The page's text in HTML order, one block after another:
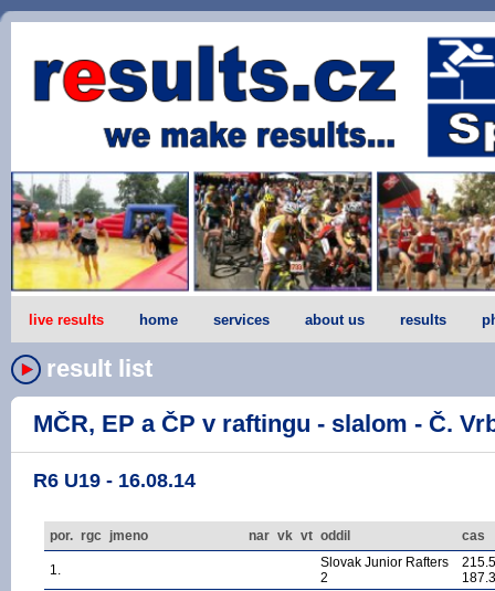
live results home services about us results
result list
MČR, EP a ČP v raftingu - slalom - Č.
R6 U19 - 16.08.14
por. rgc jmeno nar vk vt oddil cas
1.
Slovak Junior Rafters
2